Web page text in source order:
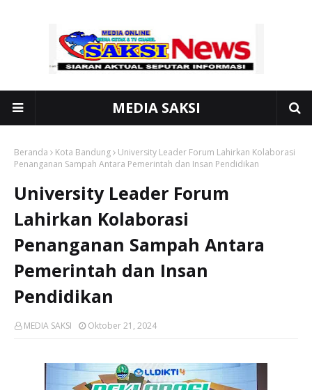
MEDIA SAKSI
Beranda Kota Bandung
University Leader Forum Lahirkan Kolaborasi
Penanganan Sampah Antara Pemerintah dan Insan Pendidikan
University Leader Forum
Lahirkan Kolaborasi
Penanganan Sampah Antara
Pemerintah dan Insan
Pendidikan
MEDIA SAKSI Oktober 21, 2024